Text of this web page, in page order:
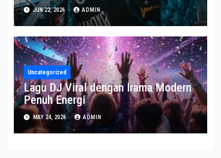
JUN 22, 2026 ADMIN
Uncategorized
Lagu DJ Viral dengan Irama Modern
Penuh Energi
MAY 24, 2026 ADMIN